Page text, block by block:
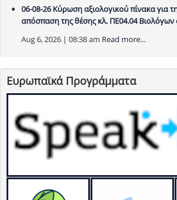
06-08-26 Κύρωση αξιολογικού πίνακα για
απόσπαση της θέσης κλ. ΠΕ04.04 Βιολόγων
Aug 6, 2026 | 08:38 am Read more...
Ευρωπαϊκά Προγράμματα